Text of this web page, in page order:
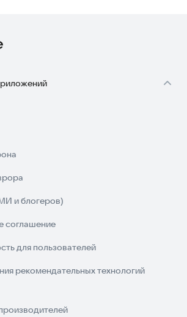
и блогеров)
соглашение
для пользователей
рекомендательных технологий